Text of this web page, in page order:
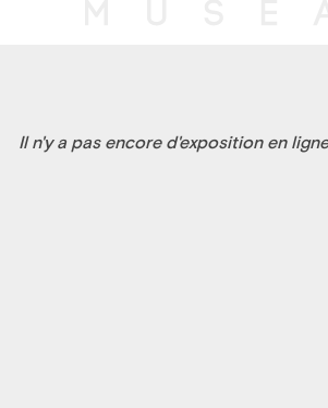
Il n'y a pas encore d'exposition en